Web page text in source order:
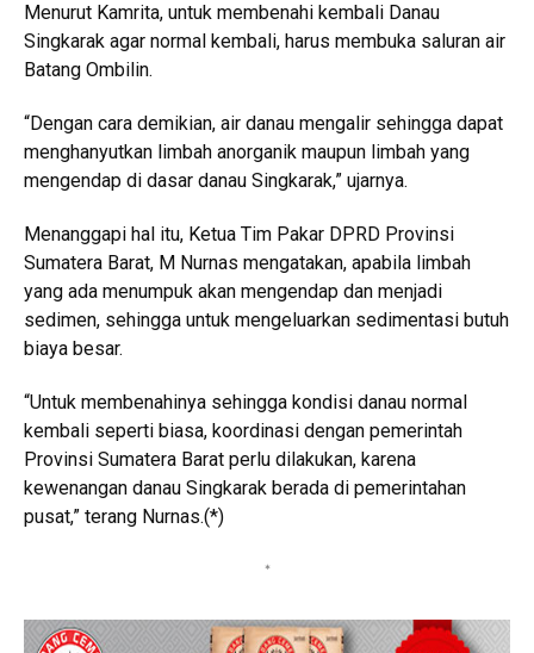
Menurut Kamrita, untuk membenahi kembali Danau
Singkarak agar normal kembali, harus membuka saluran air
Batang Ombilin.
“Dengan cara demikian, air danau mengalir sehingga dapat
menghanyutkan limbah anorganik maupun limbah yang
mengendap di dasar danau Singkarak,” ujarnya.
Menanggapi hal itu, Ketua Tim Pakar DPRD Provinsi
Sumatera Barat, M Nurnas mengatakan, apabila limbah
yang ada menumpuk akan mengendap dan menjadi
sedimen, sehingga untuk mengeluarkan sedimentasi butuh
biaya besar.
“Untuk membenahinya sehingga kondisi danau normal
kembali seperti biasa, koordinasi dengan pemerintah
Provinsi Sumatera Barat perlu dilakukan, karena
kewenangan danau Singkarak berada di pemerintahan
pusat,” terang Nurnas.(*)
*